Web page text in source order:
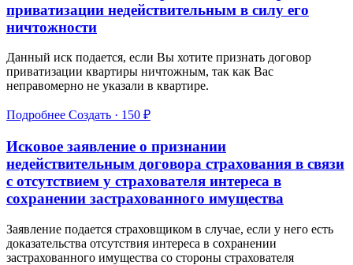
приватизации недействительным в силу его
ничтожности
Данный иск подается, если Вы хотите признать договор
приватизации квартиры ничтожным, так как Вас
неправомерно не указали в квартире.
Подробнее Создать · 150 ₽
Исковое заявление о признании
недействительным договора страхования в связи
с отсутствием у страхователя интереса в
сохранении застрахованного имущества
Заявление подается страховщиком в случае, если у него есть
доказательства отсутствия интереса в сохранении
застрахованного имущества со стороны страхователя